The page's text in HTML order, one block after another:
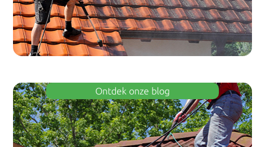
Ontdek onze blog